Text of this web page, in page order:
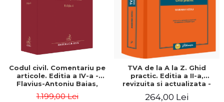
Codul civil. Comentariu pe
articole. Editia a IV-a -
Flavius-Antoniu Baias,
Constantinovici, Ioan
1.199,00 Lei
TVA de la A la Z. Ghid
practic. Editia a II-a,
revizuita si actualizata -
264,00 Lei